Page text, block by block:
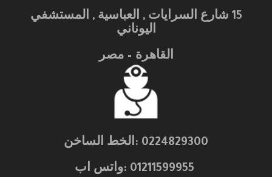
15 شارع السرايات , العباسية , المستشفي
اليوناني
القاهرة – مصر
0224829300 :الخط الساخن